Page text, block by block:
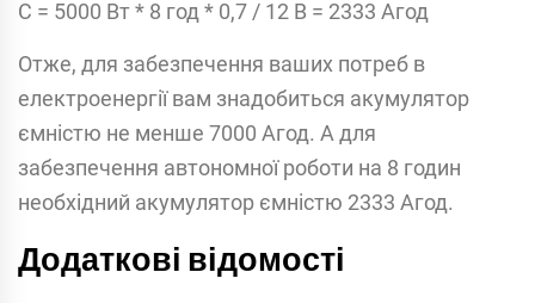
C = 5000 Вт * 8 год * 0,7 / 12 В = 2333 Агод
Отже, для забезпечення ваших потреб в
електроенергії вам знадобиться акумулятор
ємністю не менше 7000 Агод. А для
забезпечення автономної роботи на 8 годин
необхідний акумулятор ємністю 2333 Агод.
Додаткові відомості